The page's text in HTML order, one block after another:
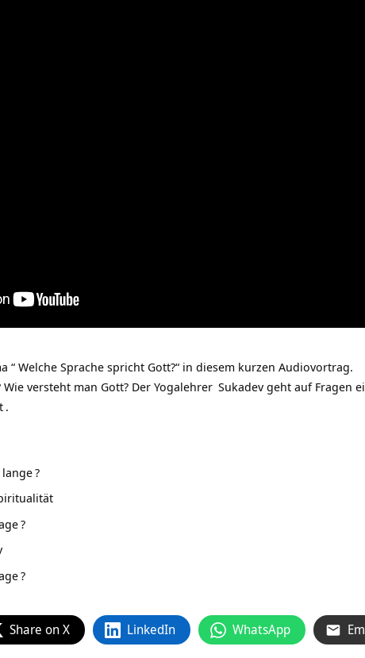
“ Welche Sprache spricht Gott?“ in diesem kurzen Audiovortrag.
versteht man Gott? DerYogalehrer Sukadev geht auf Fragen
.
lange?
?
?
Share on X LinkedIn WhatsApp